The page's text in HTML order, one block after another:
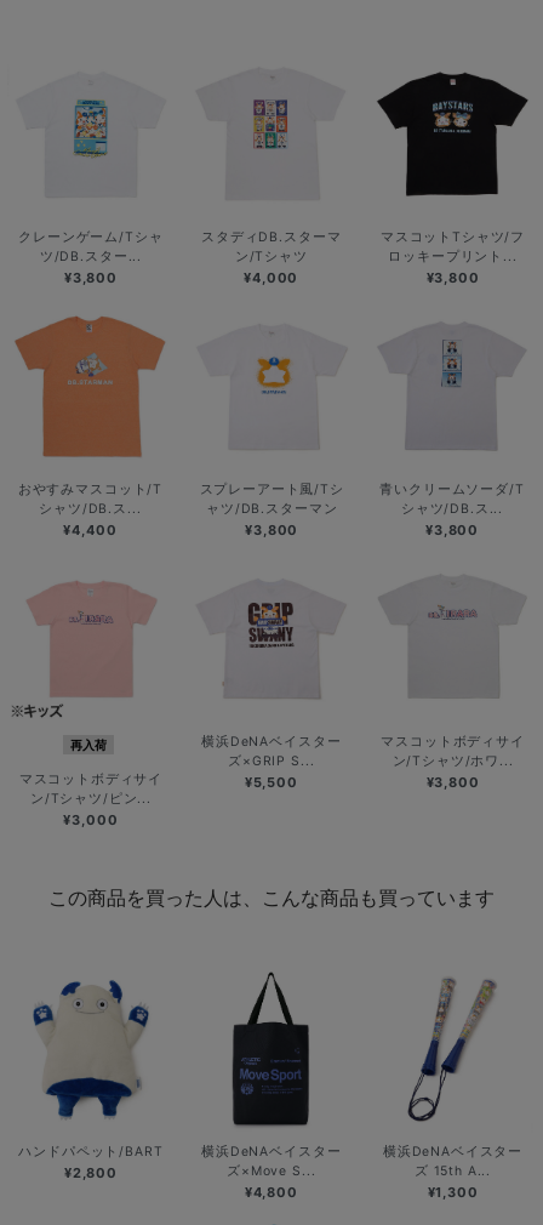
クレーンゲーム/Tシャ
ツ/DB.スター...
¥3,800
スタディDB.スターマ
ン/Tシャツ
¥4,000
マスコットTシャツ/フ
ロッキープリント...
¥3,800
おやすみマスコット/T
シャツ/DB.ス...
¥4,400
スプレーアート風/Tシ
ャツ/DB.スターマン
¥3,800
青いクリームソーダ/T
シャツ/DB.ス...
¥3,800
再入荷
マスコットボディサイ
ン/Tシャツ/ピン...
¥3,000
横浜DeNAベイスター
ズ×GRIP S...
¥5,500
マスコットボディサイ
ン/Tシャツ/ホワ...
¥3,800
この商品を買った人は、こんな商品も買っています
ハンドパペット/BART
¥2,800
横浜DeNAベイスター
ズ×Move S...
¥4,800
横浜DeNAベイスター
ズ 15th A...
¥1,300